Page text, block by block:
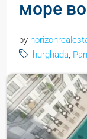
море
by
hurghada,